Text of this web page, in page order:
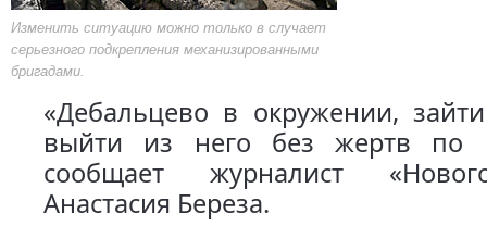
Изменить ситуацию можно только в случает
серьезного подкрепления механизированными
бригадами.
«Дебальцево в окружении,
выйти из него без жертв по
сообщает журналист
Анастасия Береза.